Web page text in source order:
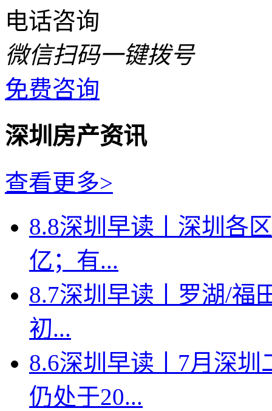
电话咨询
微信扫码一键拨号
免费咨询
深圳房产资讯
查看更多>
8.8深圳早读丨深圳各
亿；有...
8.7深圳早读丨罗湖/福
初...
8.6深圳早读丨7月深
仍处于20...